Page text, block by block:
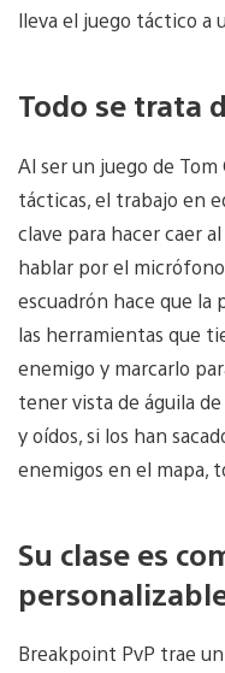
lleva el juego táctico a
Todo se trata
Al ser un juego de Tom
tácticas, el trabajo en
clave para hacer caer
hablar por el
escuadrón hace que la
las herramientas que
enemigo y marcarlo
tener vista de águila
y oídos, si los han
enemigos en el mapa,
Su clase es
Breakpoint PvP trae